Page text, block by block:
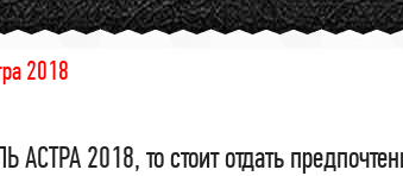
2018
2018, то стоит отдать